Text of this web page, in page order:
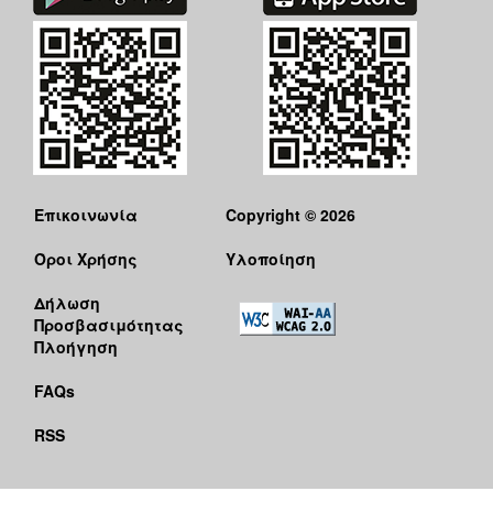
Επικοινωνία
Όροι Χρήσης
Δήλωση
Προσβασιμότητας
Πλοήγηση
FAQs
RSS
Copyright © 2026
Υλοποίηση